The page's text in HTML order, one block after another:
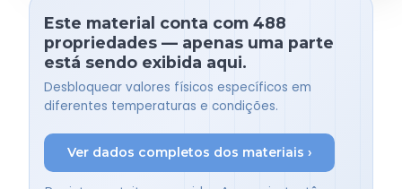
Este material conta com 488
propriedades — apenas uma parte
está sendo exibida aqui.
Desbloquear valores físicos específicos em
diferentes temperaturas e condições.
Ver dados completos dos materiais ›